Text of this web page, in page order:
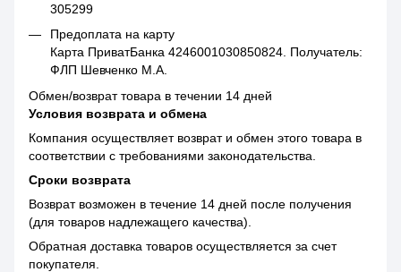
305299
Предоплата на карту
Карта ПриватБанка 4246001030850824. Получатель:
ФЛП Шевченко М.А.
Обмен/возврат товара в течении 14 дней
Условия возврата и обмена
Компания осуществляет возврат и обмен этого товара в
соответствии с требованиями законодательства.
Сроки возврата
Возврат возможен в течение 14 дней после получения
(для товаров надлежащего качества).
Обратная доставка товаров осуществляется за счет
покупателя.